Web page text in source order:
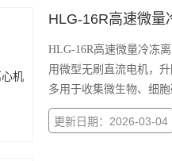
HLG-16R高速微量
HLG-16R高速微量冷冻
用微型无刷直流电机，
多用于收集微生物、细
更新日期：2026-03-04